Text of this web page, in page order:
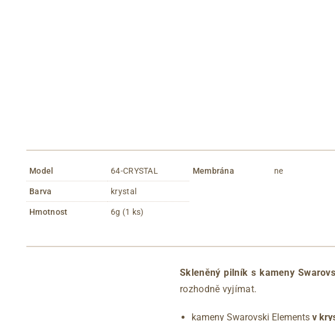
Model 64-CRYSTAL
Barva krystal
Hmotnost 6g (1 ks)
Membrána ne
Skleněný pilník s kameny
rozhodně vyjímat.
kameny Swarovski Elements v